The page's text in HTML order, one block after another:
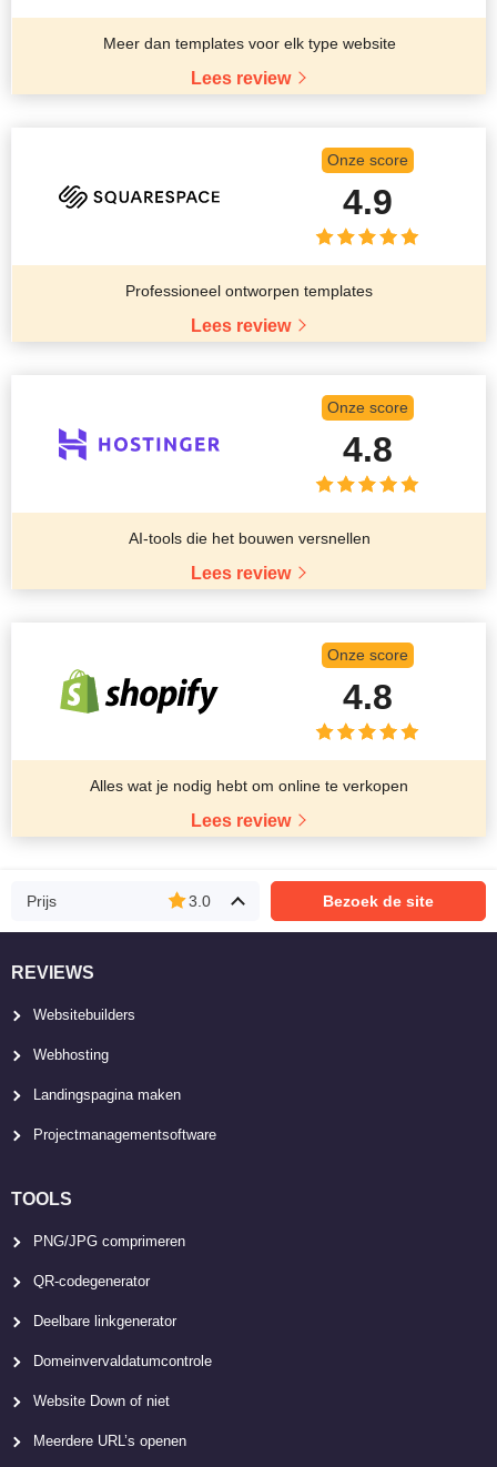
Meer dan templates voor elk type website
Lees review
Onze score
4.9
Professioneel ontworpen templates
Lees review
Onze score
4.8
AI-tools die het bouwen versnellen
Lees review
Onze score
4.8
Alles wat je nodig hebt om online te verkopen
Lees review
Prijs 3.0 Bezoek de site
REVIEWS
Websitebuilders
Webhosting
Landingspagina maken
Projectmanagementsoftware
TOOLS
PNG/JPG comprimeren
QR-codegenerator
Deelbare linkgenerator
Domeinvervaldatumcontrole
Website Down of niet
Meerdere URL’s openen